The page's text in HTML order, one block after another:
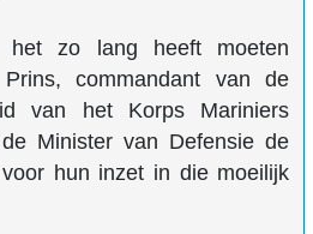
het zo lang heeft moeten
commandant van de
van het Korps Mariniers
Minister van Defensie de
hun inzet in die moeilijk